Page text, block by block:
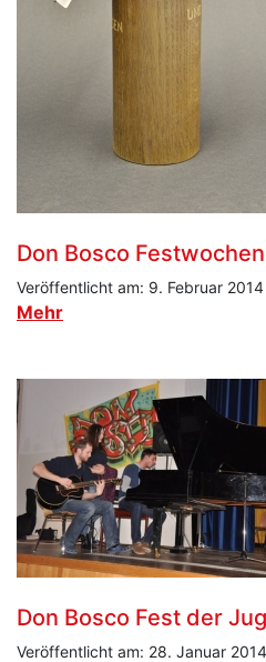
Don Bosco
Veröffentlicht am: 9. Februar 2014
Mehr
Don Bosco Fest der
Veröffentlicht am: 28. Januar 2014